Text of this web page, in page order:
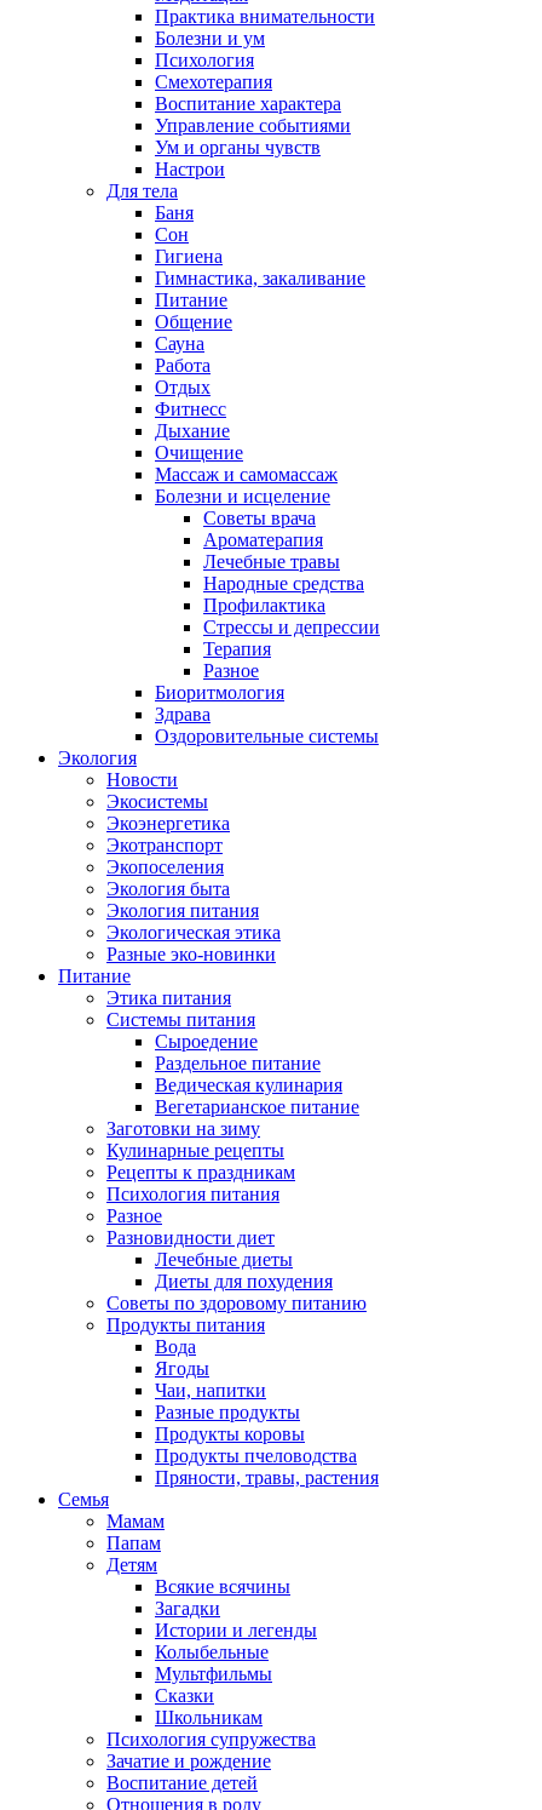
Практика внимательности
Болезни и ум
Психология
Смехотерапия
Воспитание характера
Управление событиями
Ум и органы чувств
Настрои
Для тела
Баня
Сон
Гигиена
Гимнастика, закаливание
Питание
Общение
Сауна
Работа
Отдых
Фитнесс
Дыхание
Очищение
Массаж и самомассаж
Болезни и исцеление
Советы врача
Ароматерапия
Лечебные травы
Народные средства
Профилактика
Стрессы и депрессии
Терапия
Разное
Биоритмология
Здрава
Оздоровительные системы
Экология
Новости
Экосистемы
Экоэнергетика
Экотранспорт
Экопоселения
Экология быта
Экология питания
Экологическая этика
Разные эко-новинки
Питание
Этика питания
Системы питания
Сыроедение
Раздельное питание
Ведическая кулинария
Вегетарианское питание
Заготовки на зиму
Кулинарные рецепты
Рецепты к праздникам
Психология питания
Разное
Разновидности диет
Лечебные диеты
Диеты для похудения
Советы по здоровому питанию
Продукты питания
Вода
Ягоды
Чаи, напитки
Разные продукты
Продукты коровы
Продукты пчеловодства
Пряности, травы, растения
Семья
Мамам
Папам
Детям
Всякие всячины
Загадки
Истории и легенды
Колыбельные
Мультфильмы
Сказки
Школьникам
Психология супружества
Зачатие и рождение
Воспитание детей
Отношения в роду